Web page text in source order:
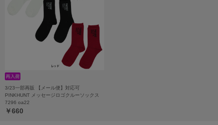
3/23一部再販 【メール便】対応可
PINKHUNT メッセージロゴクルーソックス
7296 oa22
￥660